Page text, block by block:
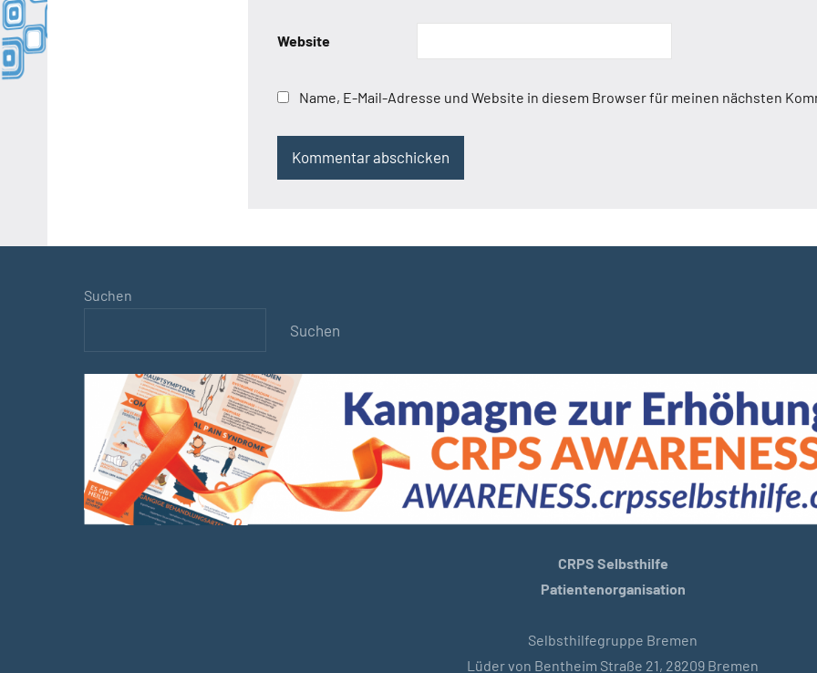
Website
Name, E-Mail-Adresse und Website in diesem Browser für meinen nächsten
Suchen
Suchen
CRPS Selbsthilfe
Patientenorganisation
Selbsthilfegruppe Bremen
Lüder von Bentheim Straße 21, 28209 Bremen